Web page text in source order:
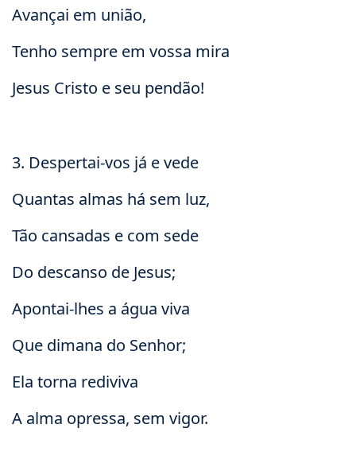
Avançai em união,
Tenho sempre em vossa mira
Jesus Cristo e seu pendão!
3. Despertai-vos já e vede
Quantas almas há sem luz,
Tão cansadas e com sede
Do descanso de Jesus;
Apontai-lhes a água viva
Que dimana do Senhor;
Ela torna rediviva
A alma opressa, sem vigor.